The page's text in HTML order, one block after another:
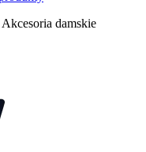
Akcesoria damskie